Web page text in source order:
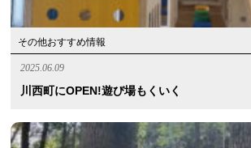
その他おすすめ情報
2025.06.09
川西町にOPEN!遊び場もくいく